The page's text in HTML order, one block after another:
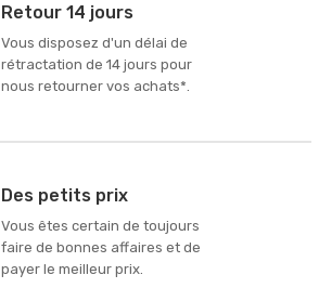
Retour 14 jours
Vous disposez d'un délai de
rétractation de 14 jours pour
nous retourner vos achats*.
Des petits prix
Vous êtes certain de toujours
faire de bonnes affaires et de
payer le meilleur prix.